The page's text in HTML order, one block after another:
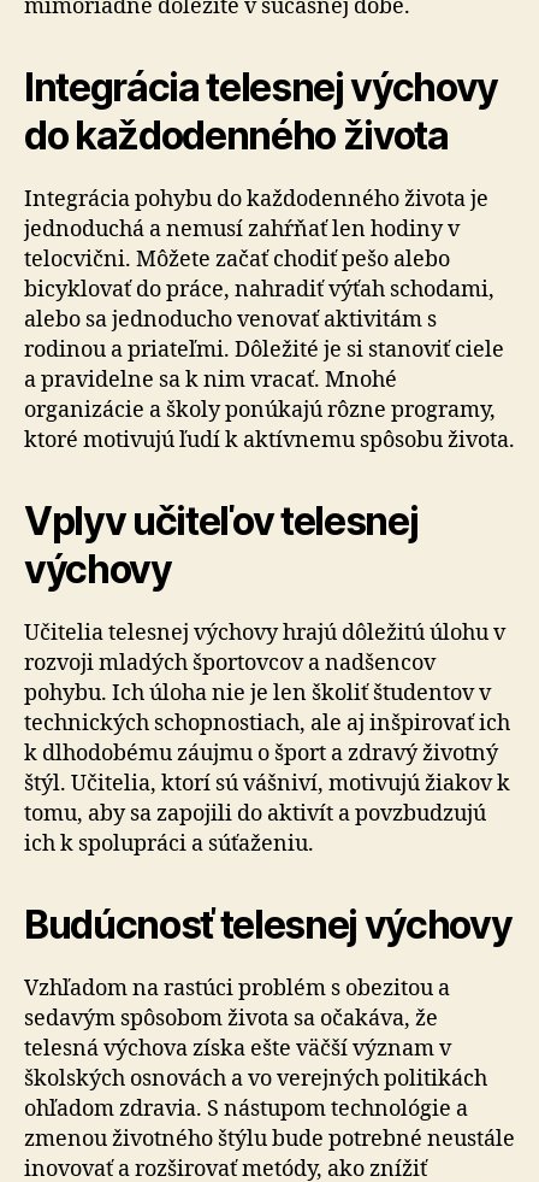
mimoriadne dôležité v súčasnej dobe.
Integrácia telesnej výchovy
do každodenného života
Integrácia pohybu do každodenného života je
jednoduchá a nemusí zahŕňať len hodiny v
telocvični. Môžete začať chodiť pešo alebo
bicyklovať do práce, nahradiť výťah schodami,
alebo sa jednoducho venovať aktivitám s
rodinou a priateľmi. Dôležité je si stanoviť ciele
a pravidelne sa k nim vracať. Mnohé
organizácie a školy ponúkajú rôzne programy,
ktoré motivujú ľudí k aktívnemu spôsobu života.
Vplyv učiteľov telesnej
výchovy
Učitelia telesnej výchovy hrajú dôležitú úlohu v
rozvoji mladých športovcov a nadšencov
pohybu. Ich úloha nie je len školiť študentov v
technických schopnostiach, ale aj inšpirovať ich
k dlhodobému záujmu o šport a zdravý životný
štýl. Učitelia, ktorí sú vášniví, motivujú žiakov k
tomu, aby sa zapojili do aktivít a povzbudzujú
ich k spolupráci a súťaženiu.
Budúcnosť telesnej výchovy
Vzhľadom na rastúci problém s obezitou a
sedavým spôsobom života sa očakáva, že
telesná výchova získa ešte väčší význam v
školských osnovách a vo verejných politikách
ohľadom zdravia. S nástupom technológie a
zmenou životného štýlu bude potrebné neustále
inovovať a rozširovať metódy, ako znížiť